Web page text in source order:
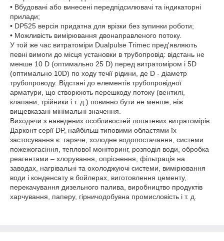
• Вбудовані або винесені передпідсилювачі та індикаторні
прилади;
• DP525 версія придатна для врізки без зупинки роботи;
• Можливість вимірювання двонаправленого потоку.
У той же час витратоміри Dualpulse Trimec пред'являють
певні вимоги до місця установки в трубопровід: відстань не
менше 10 D (оптимально 25 D) перед витратоміром і 5D
(оптимально 10D) по ходу течії рідини, де D - діаметр
трубопроводу. Відстані до елементів трубопровідної
арматури, що створюють перешкоду потоку (вентилі,
клапани, трійники і т. д.) повинно бути не менше, ніж
вищевказані мінімальні значення.
Виходячи з наведених особливостей лопатевих витратомірів
Дарконт серії DP, найбільш типовими областями їх
застосування є: гаряче, холодне водопостачання, системи
пожежогасіння, теплової моніторинг, розподіл води, обробка
реагентами – хлорування, опріснення, фільтрація на
заводах, нагрівальні та охолоджуючі системи, вимірювання
води і конденсату в бойлерах, виготовлення цементу,
перекачування дизельного палива, виробництво продуктів
харчування, паперу, гірничодобувна промисловість і т. д.